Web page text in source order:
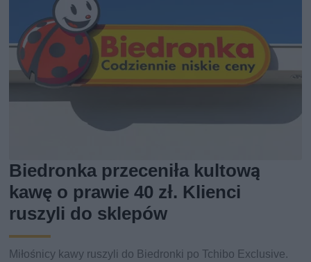
Biedronka przeceniła kultową
kawę o prawie 40 zł. Klienci
ruszyli do sklepów
Miłośnicy kawy ruszyli do Biedronki po Tchibo Exclusive.